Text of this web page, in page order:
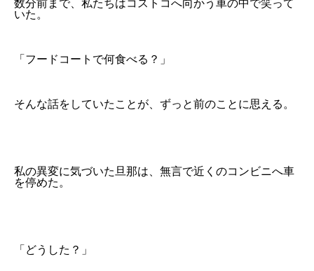
数分前まで、私たちはコストコへ向かう車の中で笑って
いた。
「フードコートで何食べる？」
そんな話をしていたことが、ずっと前のことに思える。
私の異変に気づいた旦那は、無言で近くのコンビニへ車
を停めた。
「どうした？」